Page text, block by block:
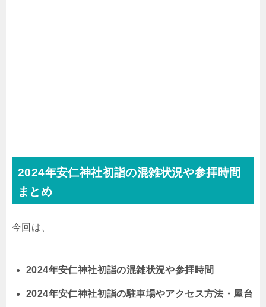
2024年安仁神社初詣の混雑状況や参拝時間
まとめ
今回は、
2024年安仁神社初詣の混雑状況や参拝時間
2024年安仁神社初詣の駐車場やアクセス方法・屋台